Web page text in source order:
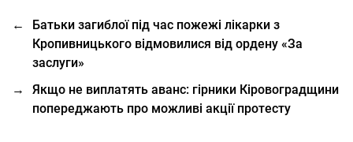
←
Батьки загиблої під час пожежі лікарки з
Кропивницького відмовилися від ордену «За
заслуги»
→
Якщо не виплатять аванс: гірники Кіровоградщини
попереджають про можливі акції протесту